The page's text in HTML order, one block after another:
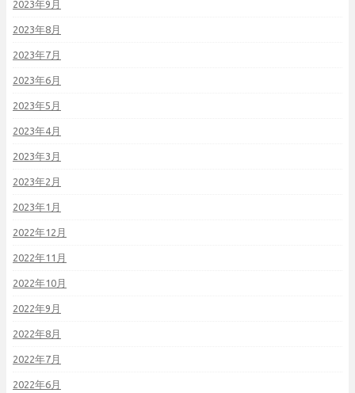
2023年9月
2023年8月
2023年7月
2023年6月
2023年5月
2023年4月
2023年3月
2023年2月
2023年1月
2022年12月
2022年11月
2022年10月
2022年9月
2022年8月
2022年7月
2022年6月